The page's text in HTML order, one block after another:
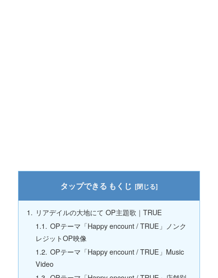
もくじ
リアデイルの大地にて OP主題歌｜TRUE
OPテーマ「Happy encount / TRUE」ノンク
レジットOP映像
OPテーマ「Happy encount / TRUE」Music
Video